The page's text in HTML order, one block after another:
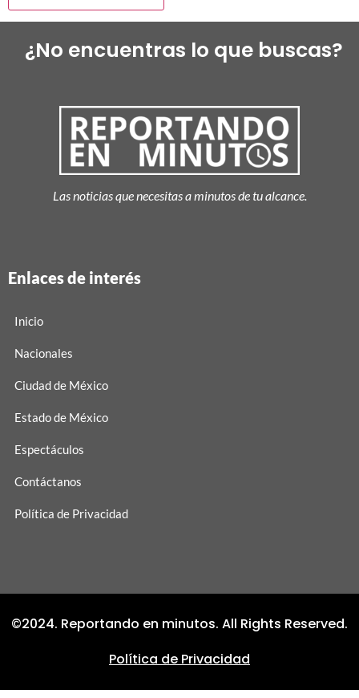
¿No encuentras lo que buscas?
Las noticias que necesitas a minutos de tu alcance.
Enlaces de interés
Inicio
Nacionales
Ciudad de México
Estado de México
Espectáculos
Contáctanos
Política de Privacidad
©2024. Reportando en minutos. All Rights Reserved.
Política de Privacidad